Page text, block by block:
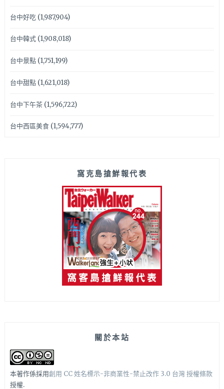
台中好吃(1,987,904)
台中韓式(1,908,018)
台中景點(1,751,199)
台中甜點(1,621,018)
台中下午茶(1,596,722)
台中西區美食(1,594,777)
窩克島搶鮮報代表
關於本站
本著作係採用創用 CC 姓名標示-非商業性-禁止改作 3.0 台灣 授權條款
授權.